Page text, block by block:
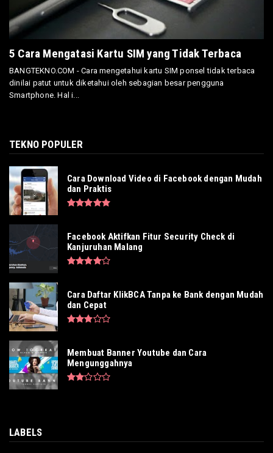
5 Cara Mengatasi Kartu SIM yang Tidak Terbaca
BANGTEKNO.COM - Cara mengetahui kartu SIM ponsel tidak terbaca
dinilai patut untuk diketahui oleh sebagian besar pengguna
Smartphone. Hal i...
TEKNO POPULER
Cara Download Video di Facebook dengan Mudah
dan Praktis
Facebook Aktifkan Fitur Security Check di
Kanjuruhan Malang
Cara Daftar KlikBCA Tanpa ke Bank dengan Mudah
dan Cepat
Membuat Banner Youtube dan Cara
Mengunggahnya
LABELS